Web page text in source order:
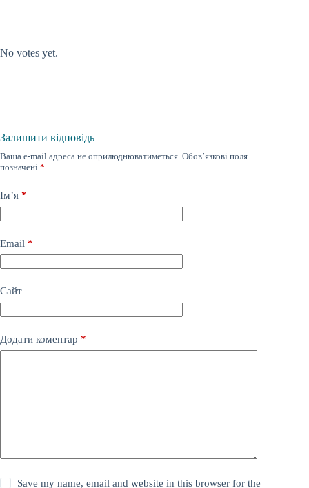
No votes yet.
Залишити відповідь
Ваша e-mail адреса не оприлюднюватиметься. Обов’язкові поля
позначені *
Ім’я *
Email *
Сайт
Додати коментар *
Save my name, email and website in this browser for the